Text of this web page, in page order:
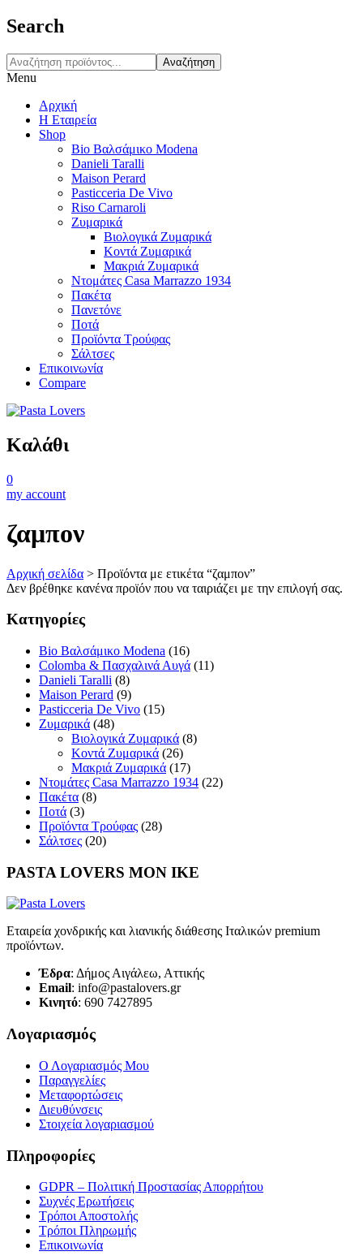
Search
Αναζήτηση
Menu
Αρχική
Η Εταιρεία
Shop
Bio Βαλσάμικο Modena
Danieli Taralli
Maison Perard
Pasticceria De Vivo
Riso Carnaroli
Ζυμαρικά
Βιολογικά Ζυμαρικά
Κοντά Ζυμαρικά
Μακριά Ζυμαρικά
Ντομάτες Casa Marrazzo 1934
Πακέτα
Πανετόνε
Ποτά
Προϊόντα Τρούφας
Σάλτσες
Επικοινωνία
Compare
Καλάθι
0
my account
ζαμπον
Αρχική σελίδα > Προϊόντα με ετικέτα “ζαμπον”
Δεν βρέθηκε κανένα προϊόν που να ταιριάζει με την επιλογή σας.
Κατηγορίες
Bio Βαλσάμικο Modena (16)
Colomba & Πασχαλινά Αυγά (11)
Danieli Taralli (8)
Maison Perard (9)
Pasticceria De Vivo (15)
Ζυμαρικά (48)
Βιολογικά Ζυμαρικά (8)
Κοντά Ζυμαρικά (26)
Μακριά Ζυμαρικά (17)
Ντομάτες Casa Marrazzo 1934 (22)
Πακέτα (8)
Ποτά (3)
Προϊόντα Τρούφας (28)
Σάλτσες (20)
PASTA LOVERS ΜΟΝ ΙΚΕ
Εταιρεία χονδρικής και λιανικής διάθεσης Ιταλικών premium
προϊόντων.
Έδρα: Δήμος Αιγάλεω, Αττικής
Email: info@pastalovers.gr
Κινητό: 690 7427895
Λογαριασμός
Ο Λογαριασμός Μου
Παραγγελίες
Μεταφορτώσεις
Διευθύνσεις
Στοιχεία λογαριασμού
Πληροφορίες
GDPR – Πολιτική Προστασίας Απορρήτου
Συχνές Eρωτήσεις
Τρόποι Αποστολής
Τρόποι Πληρωμής
Επικοινωνία